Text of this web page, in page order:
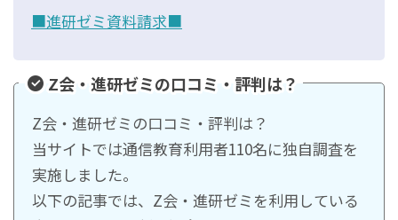
■進研ゼミ資料請求■
Z会・進研ゼミの口コミ・評判は？
Z会・進研ゼミの口コミ・評判は？
当サイトでは通信教育利用者110名に独自調査を
実施しました。
以下の記事では、Z会・進研ゼミを利用している